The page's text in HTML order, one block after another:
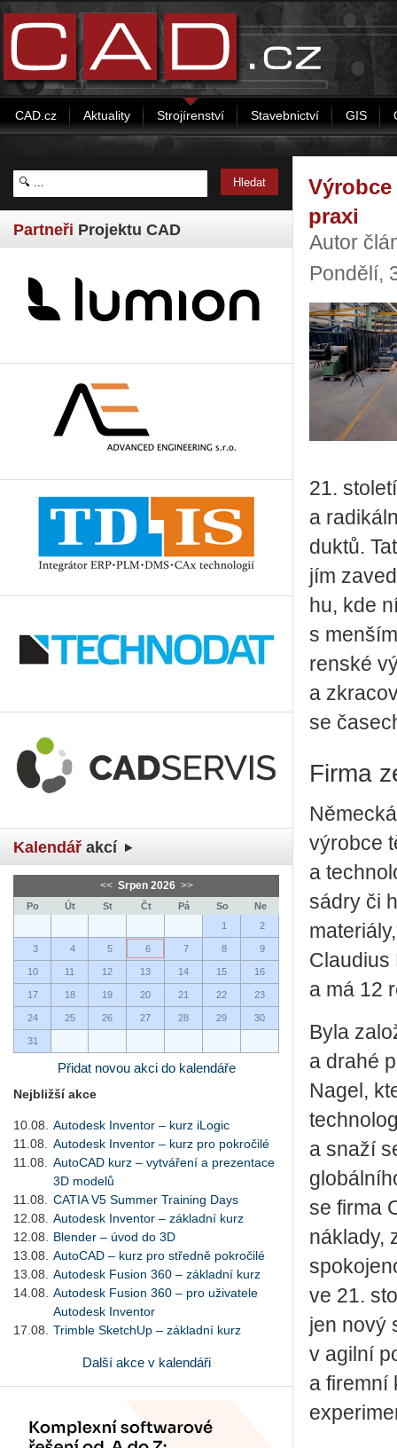
CAD.cz Aktuality Strojírenství Stavebnictví GIS
Partneři Projektu CAD
Kalendář akcí
<< Srpen 2026 >>
Po Út St Čt Pá So
Ne
1
2
3 4 5 6 7 8 9
10 11 12 13 14 15 16
17 18 19 20 21 22 23
24 25 26 27 28 29 30
31
Přidat novou akci do kalendáře
Nejbližší akce
10.08.
Autodesk Inventor – kurz iLogic
11.08.
Autodesk Inventor – kurz pro pokročilé
11.08.
AutoCAD kurz – vytváření a prezentace
3D modelů
11.08.
CATIA V5 Summer Training Days
12.08.
Autodesk Inventor – základní kurz
12.08.
Blender – úvod do 3D
13.08.
AutoCAD – kurz pro středně pokročilé
13.08.
Autodesk Fusion 360 – základní kurz
14.08.
Autodesk Fusion 360 – pro uživatele
Autodesk Inventor
17.08.
Trimble SketchUp – základní kurz
Další akce v kalendáři
praxi
Autor
Pondělí,
21.
a
duk­tů.
jím
hu, kde
s
ren­ské
a
se
Firma
výrobce
a
sádry či
Claudius
a má 12
Byla
a drahé
Nagel,
a snaží
se firma
náklady,
ve 21.
jen nový
v agilní
a firemní